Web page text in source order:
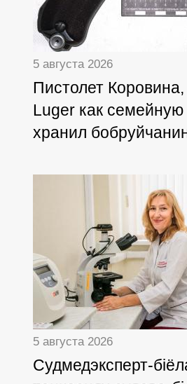
5 августа 2026
Пистолет
Luger как
хранил
5 августа 2026
Cудмедэксперт-